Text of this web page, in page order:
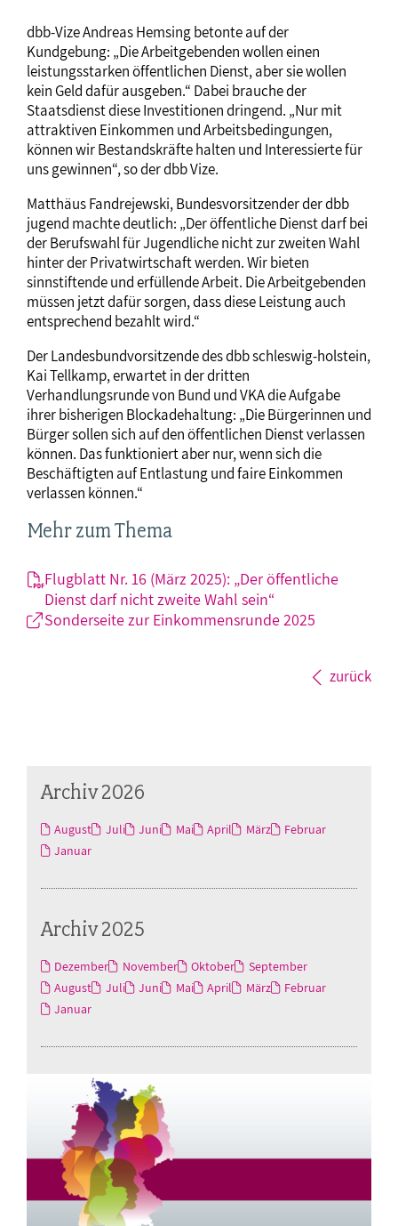
dbb-Vize Andreas Hemsing betonte auf der
Kundgebung: „Die Arbeitgebenden wollen einen
leistungsstarken öffentlichen Dienst, aber sie wollen
kein Geld dafür ausgeben.“ Dabei brauche der
Staatsdienst diese Investitionen dringend. „Nur mit
attraktiven Einkommen und Arbeitsbedingungen,
können wir Bestandskräfte halten und Interessierte für
uns gewinnen“, so der dbb Vize.
Matthäus Fandrejewski, Bundesvorsitzender der dbb
jugend machte deutlich: „Der öffentliche Dienst darf bei
der Berufswahl für Jugendliche nicht zur zweiten Wahl
hinter der Privatwirtschaft werden. Wir bieten
sinnstiftende und erfüllende Arbeit. Die Arbeitgebenden
müssen jetzt dafür sorgen, dass diese Leistung auch
entsprechend bezahlt wird.“
Der Landesbundvorsitzende des dbb schleswig-holstein,
Kai Tellkamp, erwartet in der dritten
Verhandlungsrunde von Bund und VKA die Aufgabe
ihrer bisherigen Blockadehaltung: „Die Bürgerinnen und
Bürger sollen sich auf den öffentlichen Dienst verlassen
können. Das funktioniert aber nur, wenn sich die
Beschäftigten auf Entlastung und faire Einkommen
verlassen können.“
Mehr zum Thema
Flugblatt Nr. 16 (März 2025): „Der öffentliche
Dienst darf nicht zweite Wahl sein“
Sonderseite zur Einkommensrunde 2025
zurück
Archiv 2026
August Juli Juni Mai April März
Februar
Januar
Archiv 2025
Dezember November Oktober
September
August
Juli Juni Mai April März
Februar
Januar